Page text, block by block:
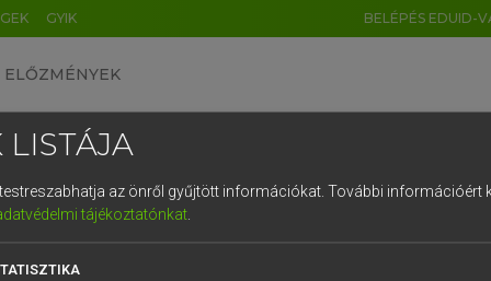
GYIK BELÉPÉS EDUID-
ELŐZMÉNYEK
szótár
LISTÁJA
az önről gyűjtött információkat. További információért
tájékoztatónkat.
DE CN FR ES IT NL
1 2 3 4 5 6 7 8 9